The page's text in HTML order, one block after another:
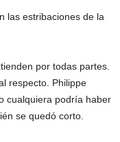
las estribaciones de la
por todas partes.
respecto. Philippe
cualquiera podría haber
se quedó corto.